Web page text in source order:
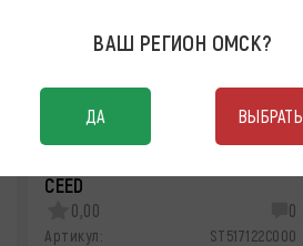
CEED
0,00 0
Артикул:
ST517122C000
ВАШ РЕГИОН ОМСК?
ДА ВЫБРАТЬ